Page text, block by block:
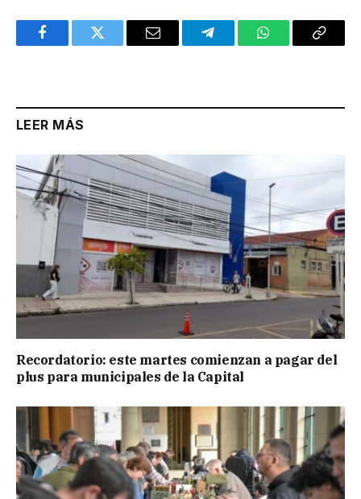
FacebookTwitter Email TelegramWhatsAppCopy
LEER MÁS
Recordatorio: este martes comienzan a pagar del
plus para municipales de la Capital